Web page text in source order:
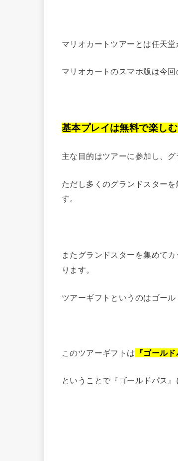
マリオカートツアーとは任天
マリオカートのスマホ版は今
基本プレイは無料で楽しむ
主な目的はツアーに参加し、
ただし多くのグランドスター
す。
またグランドスターを集めて
ります。
ツアーギフトというのはゴー
このツアーギフトは 『ゴール
ということで『ゴールドパス